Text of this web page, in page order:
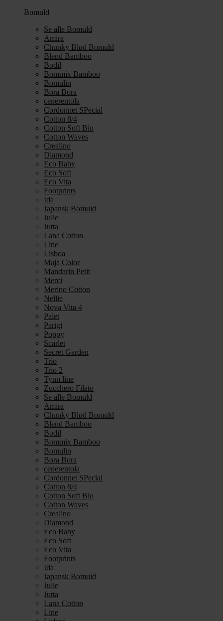
Bomuld
Se alle Bomuld
Amira
Chunky Blød Bomuld
Blend Bamboo
Bodil
Bommix Bamboo
Bomulin
Bora Bora
cenerentola
Cordonnet SPecial
Cotton 8/4
Cotton Soft Bio
Cotton Waves
Crealino
Diamond
Eco Baby
Eco Soft
Eco Vita
Footprints
Ida
Japansk Bomuld
Julie
Jutta
Lana Cotton
Line
Lisboa
Maja Color
Mandarin Petit
Merci
Merino Cotton
Nellie
Nova Vita 4
Palet
Parigi
Poppy
Scarlet
Secret Garden
Trio
Trio 2
Tynn line
Zucchero Filato
Se alle Bomuld
Amira
Chunky Blød Bomuld
Blend Bamboo
Bodil
Bommix Bamboo
Bomulin
Bora Bora
cenerentola
Cordonnet SPecial
Cotton 8/4
Cotton Soft Bio
Cotton Waves
Crealino
Diamond
Eco Baby
Eco Soft
Eco Vita
Footprints
Ida
Japansk Bomuld
Julie
Jutta
Lana Cotton
Line